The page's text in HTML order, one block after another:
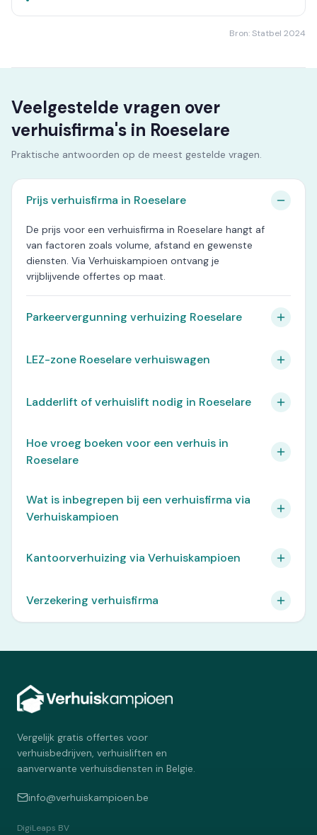
Bron: Statbel 2024
Veelgestelde vragen over
verhuisfirma's in Roeselare
Praktische antwoorden op de meest gestelde vragen.
Prijs verhuisfirma in Roeselare
De prijs voor een verhuisfirma in Roeselare hangt af
van factoren zoals volume, afstand en gewenste
diensten. Via Verhuiskampioen ontvang je
vrijblijvende offertes op maat.
Parkeervergunning verhuizing Roeselare
LEZ-zone Roeselare verhuiswagen
Ladderlift of verhuislift nodig in Roeselare
Hoe vroeg boeken voor een verhuis in
Roeselare
Wat is inbegrepen bij een verhuisfirma via
Verhuiskampioen
Kantoorverhuizing via Verhuiskampioen
Verzekering verhuisfirma
Vergelijk gratis offertes voor
verhuisbedrijven, verhuisliften en
aanverwante verhuisdiensten in Belgie.
info@verhuiskampioen.be
DigiLeaps BV